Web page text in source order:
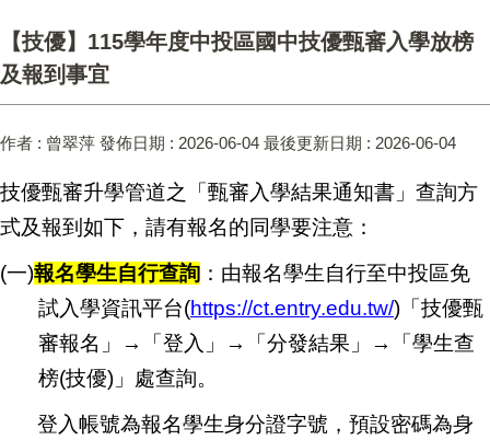
【技優】115學年度中投區國中技優甄審入學放榜
及報到事宜
作者 : 曾翠萍 發佈日期 : 2026-06-04 最後更新日期 : 2026-06-04
技優甄審升學管道之「甄審入學結果通知書」查詢方
式及報到如下，請有報名的同學要注意：
(一)報名學生自行查詢 ：由報名學生自行至中投區免
試入學資訊平台(https://ct.entry.edu.tw/) 「技優甄
審報名」→「登入」→「分發結果」→「學生查
榜(技優)」處查詢。
登入帳號為報名學生身分證字號，預設密碼為身